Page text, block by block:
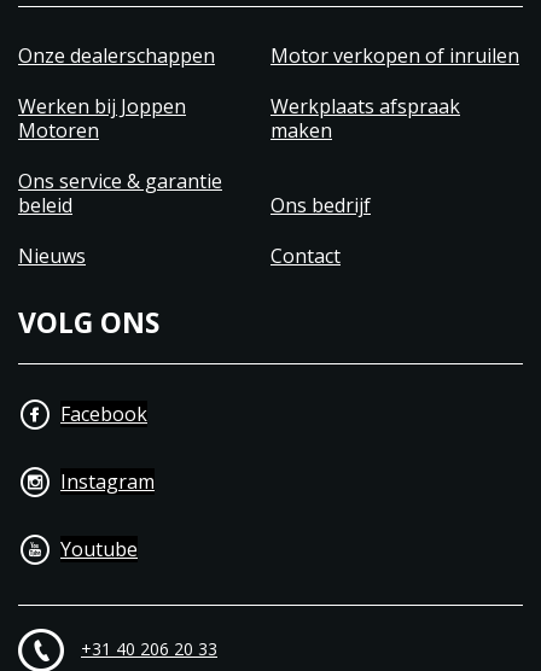
Onze dealerschappen
Motor verkopen of inruilen
Werken bij Joppen
Motoren
Werkplaats afspraak
maken
Ons service & garantie
beleid
Ons bedrijf
Nieuws
Contact
VOLG ONS
Facebook
Instagram
Youtube
+31 40 206 20 33